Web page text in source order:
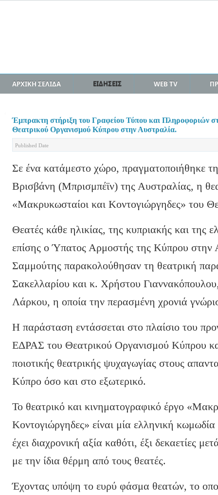
ΑΡΧΙΚΗ ΣΕΛΙΔΑ ΕΙΔΗΣΕΙΣ WEB TV
Έμπρακτη στήριξη του Γραφείου Τύπου και Πληροφοριών
Θεατρικού Οργανισμού Κύπρου στην Αυστραλία.
Published Date
Σε ένα κατάμεστο χώρο, πραγματοποιήθηκε
Βρισβάνη (Μπρισμπέϊν) της Αυστραλίας, η
«Μακρυκωσταίοι και Κοντογιώργηδες» του
Θεατές κάθε ηλικίας, της κυπριακής και της
επίσης ο Ύπατος Αρμοστής της Κύπρου στην
Σαμμούτης παρακολούθησαν τη θεατρική
Σακελλαρίου και κ. Χρήστου
Λάρκου, η οποία την περασμένη χρονιά
Η παράσταση εντάσσεται στο πλαίσιο του
ΕΔΡΑΣ του Θεατρικού Οργανισμού Κύπρου
ποιοτικής θεατρικής ψυχαγωγίας στους
Κύπρο όσο και στο εξωτερικό.
Το θεατρικό και κινηματογραφικό έργο
Κοντογιώργηδες» είναι μία ελληνική
έχει διαχρονική αξία καθότι, έξι δεκαετίες
με την ίδια θέρμη από τους θεατές.
Έχοντας υπόψη το ευρύ φάσμα θεατών, το